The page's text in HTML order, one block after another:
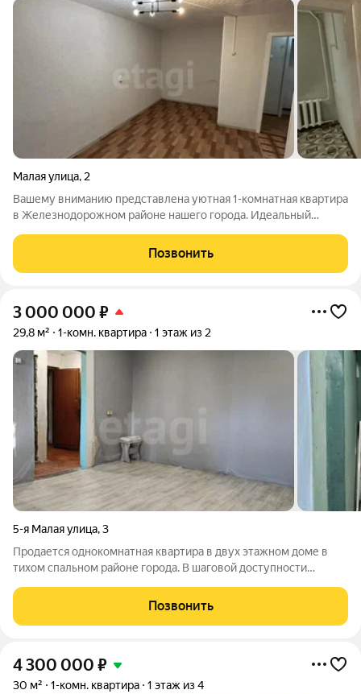
Малая улица, 2
Вашему вниманию представлена уютная 1-комнатная квартира
в Железнодорожном районе нашего города. Идеальный
ремонт уже выполнен в жилом состоянии!!! Удачное
расположение, развитая
Позвонить
3 000 000 ₽
29,8 м² 1-комн. квартира 1 этаж из 2
5-я Малая улица,3
Продается однокомнатная квартира в двух этажном доме в
тихом спальном районе города. В шаговой доступности
реки Читинка. Квартира очень комфортной планировки,
просторная кухня 9 кв.м.,
Позвонить
4 300 000 ₽
30 м² 1-комн. квартира 1 этаж из 4